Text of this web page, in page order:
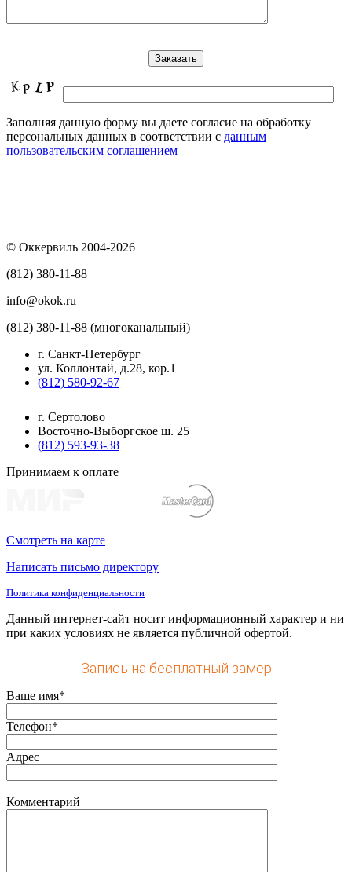
Заполняя данную форму вы даете согласие на обработку
персональных данных в соответствии с данным
пользовательским соглашением
© Оккервиль 2004-2026
(812) 380-11-88
info@okok.ru
(812) 380-11-88 (многоканальный)
г. Санкт-Петербург
ул. Коллонтай, д.28, кор.1
(812) 580-92-67
г. Сертолово
Восточно-Выборгское ш. 25
(812) 593-93-38
Принимаем к оплате
Смотреть на карте
Написать письмо директору
Политика конфиденциальности
Данный интернет-сайт носит информационный характер и ни
при каких условиях не является публичной офертой.
Запись на бесплатный замер
Ваше имя*
Телефон*
Адрес
Комментарий